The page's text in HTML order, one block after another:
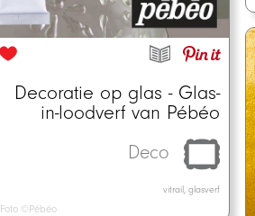
Decoratie op glas - Glas-
in-loodverf van Pébéo
Deco
vitrail, glasverf
Foto ©Pébéo